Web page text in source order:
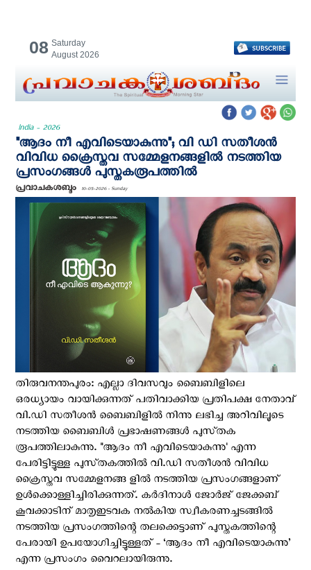
08 Saturday
August 2026
India - 2026
"ആദം നീ എവിടെയാകുന്നു"; വി ഡി സതീശന്‍
വിവിധ ക്രൈസ്ത‌വ സമ്മേളനങ്ങളിൽ നടത്തിയ
പ്രസംഗങ്ങള്‍ പുസ്തകരൂപത്തില്‍
പ്രവാചകശബ്ദം 10-05-2026 - Sunday
തിരുവനന്തപുരം: എല്ലാ ദിവസവും ബൈബിളിലെ
ഒരധ്യായം വായിക്കുന്നത് പതിവാക്കിയ പ്രതിപക്ഷ നേതാവ്
വി.ഡി സതീശൻ ബൈബിളിൽ നിന്നു ലഭിച്ച അറിവിലൂടെ
നടത്തിയ ബൈബിൾ പ്രഭാഷണങ്ങൾ പുസ്‌തക
രൂപത്തിലാകുന്നു. "ആദം നീ എവിടെയാകുന്നു' എന്ന
പേരിട്ടിട്ടുള്ള പുസ്‌തകത്തിൽ വി.ഡി സതീശൻ വിവിധ
ക്രൈസ്ത‌വ സമ്മേളനങ്ങ ളിൽ നടത്തിയ പ്രസംഗങ്ങളാണ്
ഉൾക്കൊള്ളിച്ചിരിക്കുന്നത്. കർദിനാൾ ജോർജ് ജേക്കബ്
കൂവക്കാടിന് മാതൃഇടവക നൽകിയ സ്വീകരണച്ചടങ്ങിൽ
നടത്തിയ പ്രസംഗത്തിന്റെ തലക്കെട്ടാണ് പുസ്തകത്തിന്റെ
പേരായി ഉപയോഗിച്ചിട്ടുള്ളത് - ‘ആദം നീ എവിടെയാകുന്നു’
എന്ന പ്രസംഗം വൈറലായിരുന്നു.